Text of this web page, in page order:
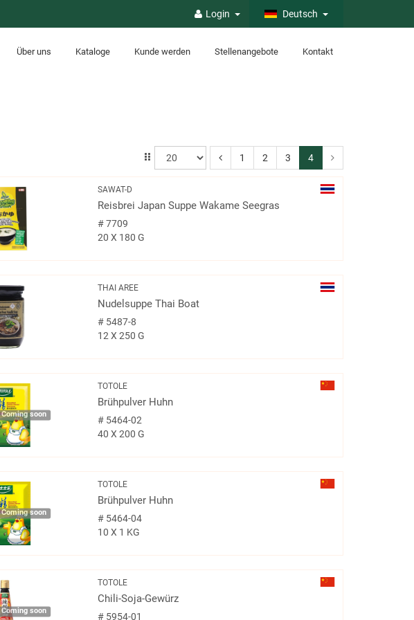
Login Deutsch
Über uns Kataloge Kunde werden Stellenangebote Kontakt
1 2 3 4
SAWAT-D
Reisbrei Japan Suppe Wakame Seegras
#7709
20 X 180 G
THAI AREE
Nudelsuppe Thai Boat
# 5487-8
12 X 250 G
Coming soon
TOTOLE
Brühpulver Huhn
# 5464-02
40 X 200 G
Coming soon
TOTOLE
Brühpulver Huhn
# 5464-04
10 X 1 KG
Coming soon
TOTOLE
Chili-Soja-Gewürz
# 5954-01